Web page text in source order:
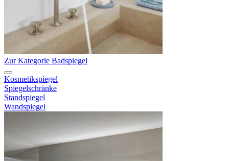
Zur Kategorie Badspiegel
Kosmetikspiegel
Spiegelschränke
Standspiegel
Wandspiegel